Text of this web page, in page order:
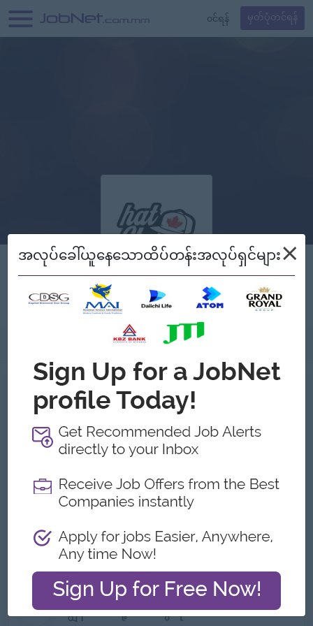
၀င်ရန် မှတ်ပုံတင်ရန်
Hat Store
အကြောင်းအရာ
အကြောင်းအရာ Hat Store
အလုပ်ရှင်၏ အသေးစိတ်အချက်အလက်များ
အမျိုးအစား: Direct Employer
ဝန်ထမ်းအရေအတွက်: 501 to 1000
လိပ်စာ
Street 13 Pape Avenue,ရန်ကုန်တိုင်း, Myanmar
ကျွန်တော်တို့ ဘာတွေလုပ်သလဲ
အလုပ်ခေါ်ယူနေသောထိပ်တန်းအလုပ်ရှင်များ×